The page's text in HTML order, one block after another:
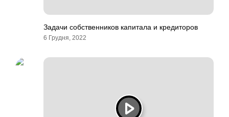
Задачи собственников капитала и кредиторов
6 Грудня, 2022